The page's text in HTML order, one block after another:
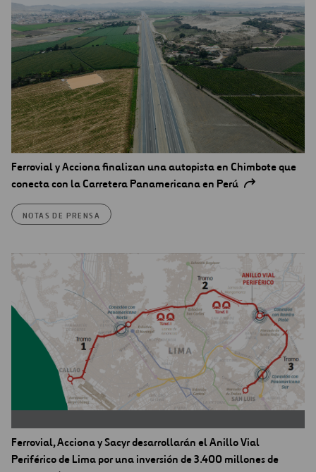
Ferrovial y Acciona finalizan una autopista en Chimbote que
conecta con la Carretera Panamericana en Perú
NOTAS DE PRENSA
Ferrovial, Acciona y Sacyr desarrollarán el Anillo Vial
Periférico de Lima por una inversión de 3.400 millones de